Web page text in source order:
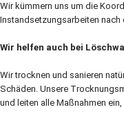
Wir kümmern uns um die
Instandsetzungsarbeiten nach
Wir helfen auch bei
Wir trocknen und sanieren
Schäden. Unsere
und leiten alle Maßnahmen